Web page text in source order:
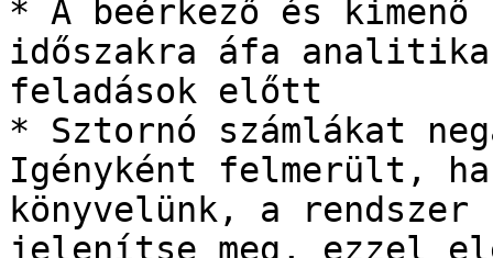
* A beérkező és
időszakra áfa
feladások előtt
* Sztornó számlákat
Igényként felmerült,
könyvelünk, a rendszer
jelenítse meg, ezzel